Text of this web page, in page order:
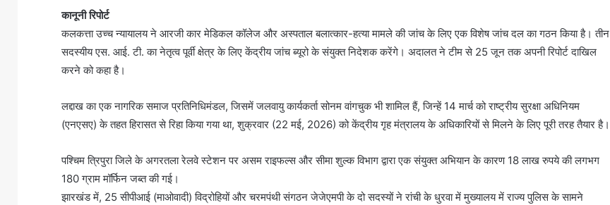
कानूनी रिपोर्ट
कलकत्ता उच्च न्यायालय ने आरजी कार मेडिकल कॉलेज और अस्पताल बलात्कार-हत्या मामले की जांच के लिए एक विशेष जांच दल का गठन किया है। तीन
सदस्यीय एस. आई. टी. का नेतृत्व पूर्वी क्षेत्र के लिए केंद्रीय जांच ब्यूरो के संयुक्त निदेशक करेंगे। अदालत ने टीम से 25 जून तक अपनी रिपोर्ट दाखिल
करने को कहा है।
लद्दाख का एक नागरिक समाज प्रतिनिधिमंडल, जिसमें जलवायु कार्यकर्ता सोनम वांगचुक भी शामिल हैं, जिन्हें 14 मार्च को राष्ट्रीय सुरक्षा अधिनियम
(एनएसए) के तहत हिरासत से रिहा किया गया था, शुक्रवार (22 मई, 2026) को केंद्रीय गृह मंत्रालय के अधिकारियों से मिलने के लिए पूरी तरह तैयार है।
पश्चिम त्रिपुरा जिले के अगरतला रेलवे स्टेशन पर असम राइफल्स और सीमा शुल्क विभाग द्वारा एक संयुक्त अभियान के कारण 18 लाख रुपये की लगभग
180 ग्राम मॉर्फिन जब्त की गई।
झारखंड में, 25 सीपीआई (माओवादी) विद्रोहियों और चरमपंथी संगठन जेजेएमपी के दो सदस्यों ने रांची के धुरवा में मुख्यालय में राज्य पुलिस के सामने